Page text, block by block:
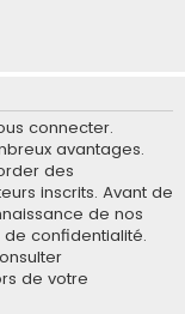
connecter.
avantages.
des
inscrits. Avant de
de nos
de confidentialité.
de votre